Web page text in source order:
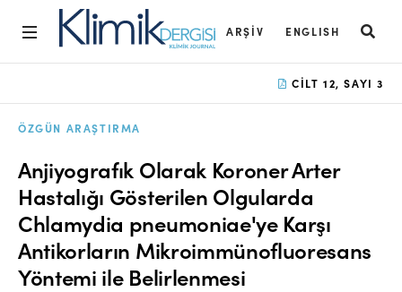
ARŞIV ENGLISH
Arşiv
Açık Erişim İlkesi
Yayın Kurulu
Etik İlkeler
CILT 12, SAYI 3
ÖZGÜN ARAŞTIRMA
Anjiyografık Olarak Koroner Arter
Hastalığı Gösterilen Olgularda
Chlamydia pneumoniae'ye Karşı
Antikorların Mikroimmünofluoresans
Yöntemi ile Belirlenmesi